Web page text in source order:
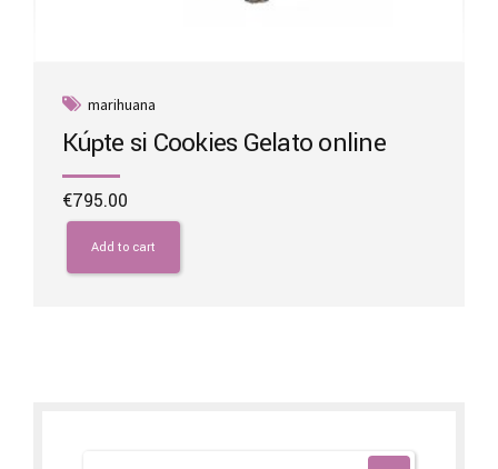
marihuana
Kúpte si Cookies Gelato online
€795.00
Add to cart